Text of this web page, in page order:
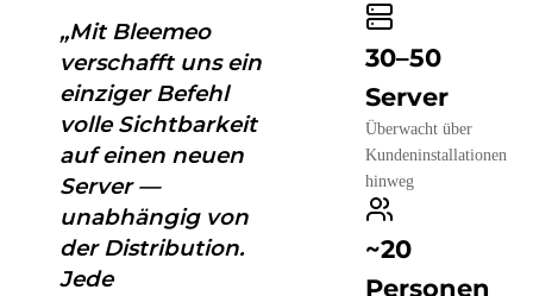
„Mit Bleemeo
verschafft uns ein
einziger Befehl
volle Sichtbarkeit
auf einen neuen
Server —
unabhängig von
der Distribution.
Jede
30–50
Server
Überwacht über
Kundeninstallationen
hinweg
~20
Personen